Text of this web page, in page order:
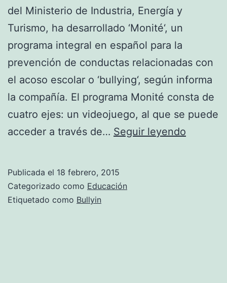
del Ministerio de Industria, Energía y
Turismo, ha desarrollado ‘Monité‘, un
programa integral en español para la
prevención de conductas relacionadas con
el acoso escolar o ‘bullying‘, según informa
la compañía. El programa Monité consta de
cuatro ejes: un videojuego, al que se puede
acceder a través de… Seguir leyendo
Publicada el 18 febrero, 2015
Categorizado como Educación
Etiquetado como Bullyin